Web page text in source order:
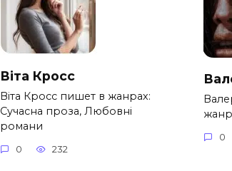
Віта Кросс
Віта Кросс пишет в жанрах:
Сучасна проза, Любовні
романи
0 232
0